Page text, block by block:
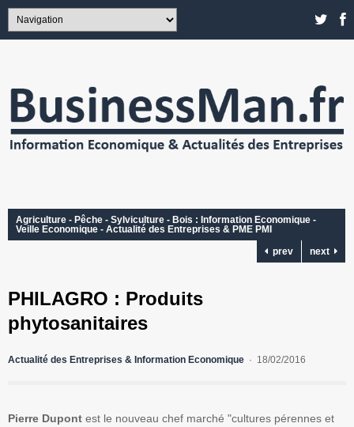
Agriculture - Pêche - Sylviculture - Bois : Information Economique -
Veille Economique - Actualité des Entreprises & PME PMI
prev
next
PHILAGRO : Produits
phytosanitaires
Actualité des Entreprises & Information Economique 18/02/2016
Pierre Dupont est le nouveau chef marché "cultures pérennes et